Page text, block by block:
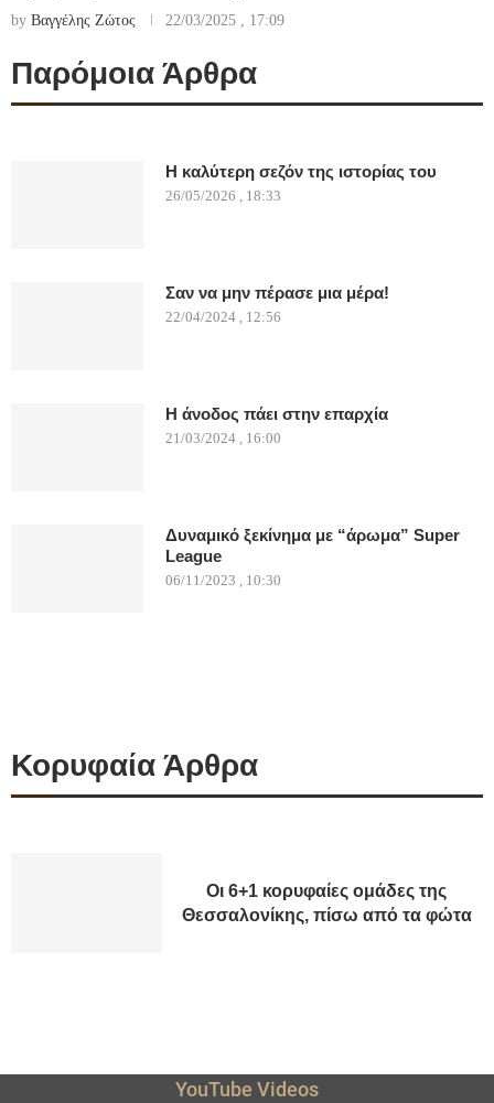
by Βαγγέλης Ζώτος 22/03/2025 , 17:09
Παρόμοια Άρθρα
Η καλύτερη σεζόν της ιστορίας του
26/05/2026 , 18:33
Σαν να μην πέρασε μια μέρα!
22/04/2024 , 12:56
Η άνοδος πάει στην επαρχία
21/03/2024 , 16:00
Δυναμικό ξεκίνημα με “άρωμα” Super
League
06/11/2023 , 10:30
Κορυφαία Άρθρα
Οι 6+1 κορυφαίες ομάδες της
Θεσσαλονίκης, πίσω από τα φώτα
YouTube Videos